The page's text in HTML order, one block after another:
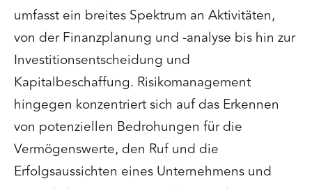
umfasst ein breites Spektrum an Aktivitäten,
von der Finanzplanung und -analyse bis hin zur
Investitionsentscheidung und
Kapitalbeschaffung. Risikomanagement
hingegen konzentriert sich auf das Erkennen
von potenziellen Bedrohungen für die
Vermögenswerte, den Ruf und die
Erfolgsaussichten eines Unternehmens und